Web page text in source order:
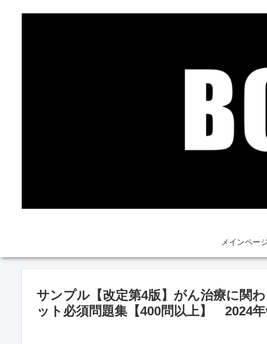
メインペー
サンプル【改定第4版】がん治療に関
ット必須問題集【400問以上】 2024